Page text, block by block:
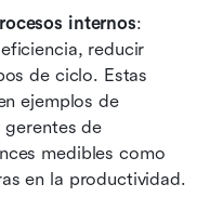
internos:
reducir
de ciclo. Estas
ejemplos de
de
medibles como
en la productividad.